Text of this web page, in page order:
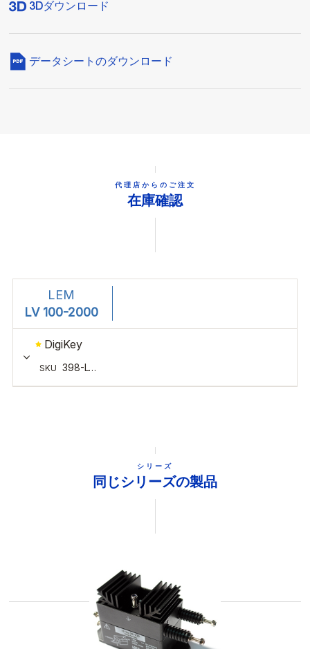
3Dダウンロード
データシートのダウンロード
代理店からのご注文
在庫確認
シリーズ
同じシリーズの製品